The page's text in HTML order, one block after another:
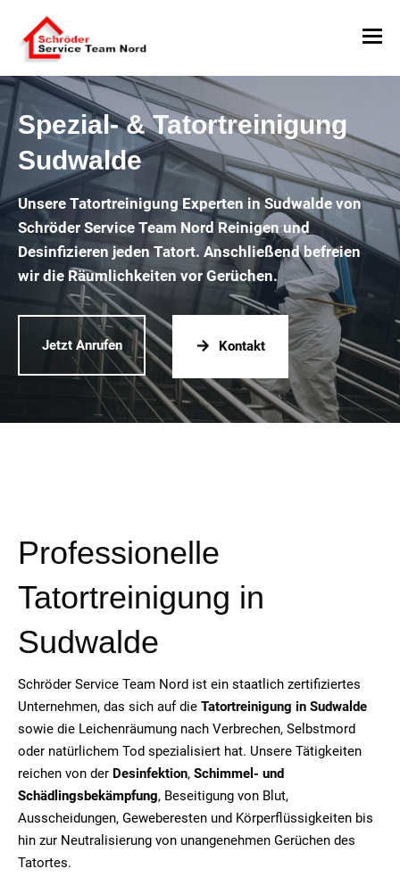
Spezial- & Tatortreinigung
Sudwalde
Unsere Tatortreinigung Experten in Sudwalde von
Schröder Service Team Nord Reinigen und
Desinfizieren jeden Tatort. Anschließend befreien
wir die Räumlichkeiten vor Gerüchen.
Jetzt Anrufen Kontakt
Professionelle
Tatortreinigung in
Sudwalde
Schröder Service Team Nord ist ein staatlich zertifiziertes
Unternehmen, das sich auf die Tatortreinigung in Sudwalde
sowie die Leichenräumung nach Verbrechen, Selbstmord
oder natürlichem Tod spezialisiert hat. Unsere Tätigkeiten
reichen von der Desinfektion, Schimmel- und
Schädlingsbekämpfung, Beseitigung von Blut,
Ausscheidungen, Geweberesten und Körperflüssigkeiten bis
hin zur Neutralisierung von unangenehmen Gerüchen des
Tatortes.